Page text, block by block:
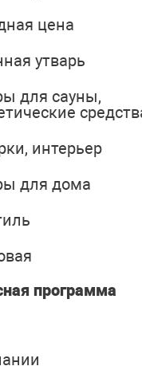
цена
утварь
для сауны,
интерьер
для дома
программа